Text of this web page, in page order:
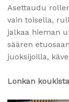
Asettaudu
vain toisella,
jalkaa hieman
säären
juoksijoilla,
Lonkan